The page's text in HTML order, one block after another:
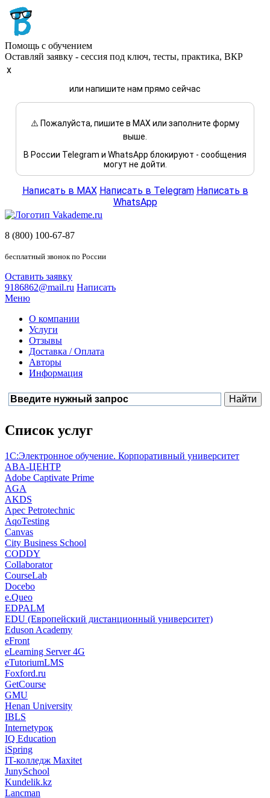
Помощь с обучением
Оставляй заявку - сессия под ключ, тесты, практика, ВКР
x
или напишите нам прямо сейчас
⚠️ Пожалуйста, пишите в MAX или заполните форму
выше.
В России Telegram и WhatsApp блокируют - сообщения
могут не дойти.
Написать в MAX Написать в Telegram Написать в
WhatsApp
8 (800) 100-67-87
бесплатный звонок по России
Оставить заявку
9186862@mail.ru Написать
Меню
О компании
Услуги
Отзывы
Доставка / Оплата
Авторы
Информация
Список услуг
1С:Электронное обучение. Корпоративный университет
ABA-ЦЕНТР
Adobe Captivate Prime
AGA
AKDS
Apec Petrotechnic
AqoTesting
Canvas
City Business School
CODDY
Collaborator
CourseLab
Docebo
e.Queo
EDPALM
EDU (Европейский дистанционный университет)
Eduson Academy
eFront
eLearning Server 4G
eTutoriumLMS
Foxford.ru
GetCourse
GMU
Henan University
IBLS
Internetурок
IQ Education
iSpring
IT-колледж Maxitet
JunySchool
Kundelik.kz
Lancman